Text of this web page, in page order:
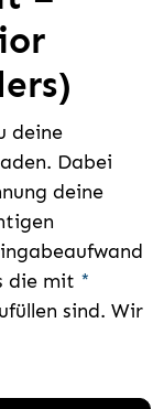
deine
Dabei
deine
die mit *
sind. Wir